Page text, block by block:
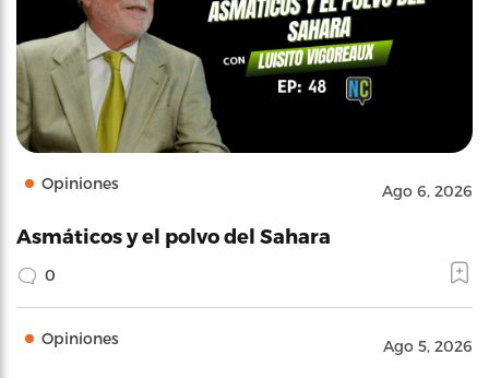
Opiniones Ago 6, 2026
Asmáticos y el polvo del Sahara
0
Opiniones Ago 5, 2026